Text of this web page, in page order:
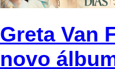
Greta Van
novo